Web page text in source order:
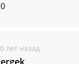
0
лет назад